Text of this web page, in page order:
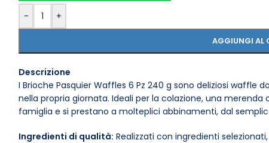
- +
AGGIUNGI AL
Descrizione
I Brioche Pasquier Waffles 6 Pz 240 g sono deliziosi
nella propria giornata. Ideali per la colazione, una
famiglia e si prestano a molteplici abbinamenti, dal
Ingredienti di qualità: Realizzati con ingredienti